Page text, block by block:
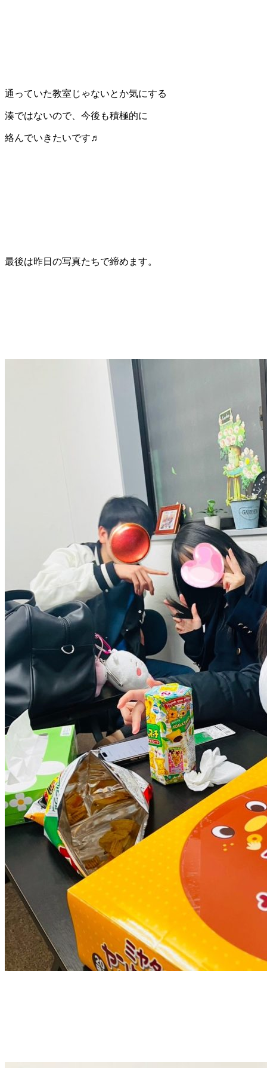
通っていた教室じゃないとか気にする
湊ではないので、今後も積極的に
絡んでいきたいです♬
最後は昨日の写真たちで締めます。